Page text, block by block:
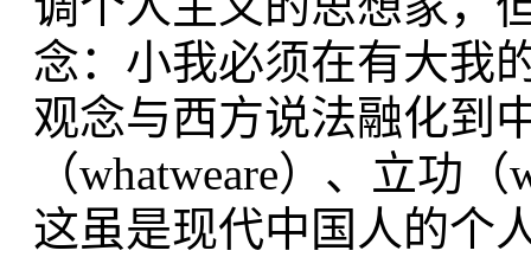
念：小我必须在有大我
观念与西方说法融化到
（whatweare）、立功
这虽是现代中国人的个